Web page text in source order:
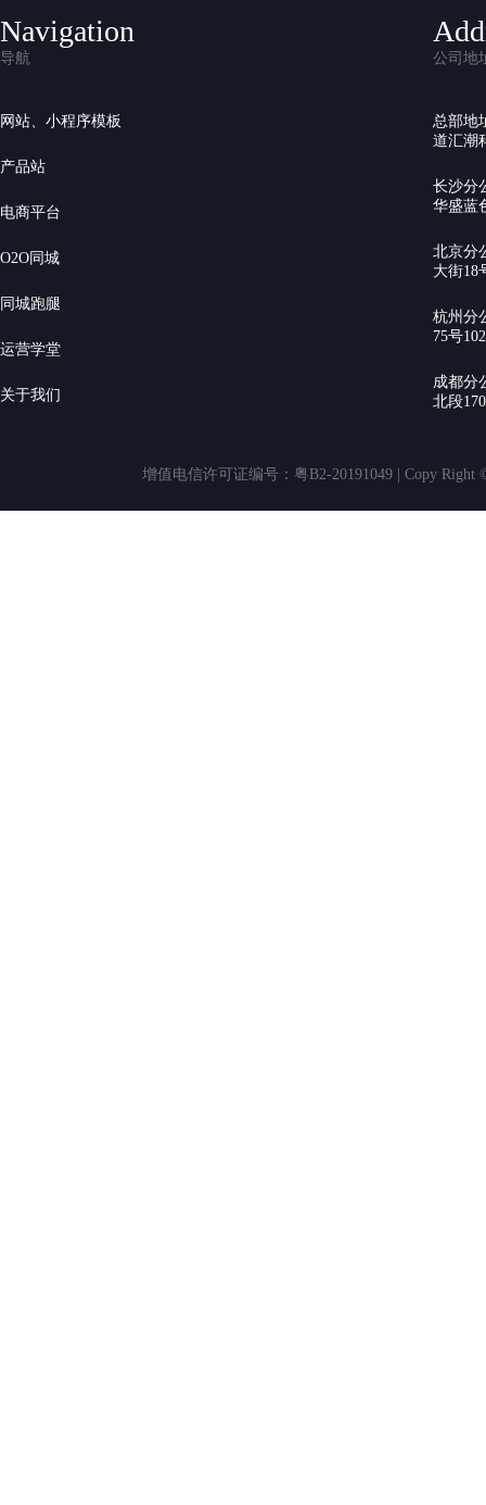
Navigation
导航
网站、小程序模板
产品站
电商平台
O2O同城
同城跑腿
运营学堂
关于我们
公司地
总部地
道汇潮
长沙分
华盛蓝
北京分
大街18
杭州分
75号
成都分
北段
增值电信许可证编号：粤B2-20191049 | Copy